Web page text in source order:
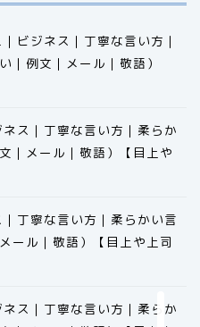
ビジネス｜丁寧な言い方｜
｜例文｜メール｜敬語）
ス｜丁寧な言い方｜柔らか
｜メール｜敬語）【目上や
丁寧な言い方｜柔らかい言
ール｜敬語）【目上や上司
ス｜丁寧な言い方｜柔らか
食品
ビジネス用語